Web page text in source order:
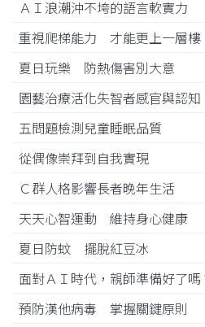
ＡＩ浪潮沖不垮的語言軟實力
重視爬梯能力 才能更上一層樓
夏日玩樂 防熱傷害別大意
園藝治療活化失智者感官與認知
五問題檢測兒童睡眠品質
從偶像崇拜到自我實現
Ｃ群人格影響長者晚年生活
天天心智運動 維持身心健康
夏日防蚊 擺脫紅豆冰
預防漢他病毒 掌握關鍵原則